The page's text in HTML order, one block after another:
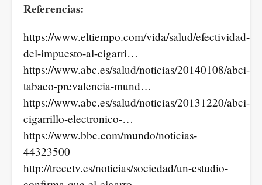
Referencias:
https://www.eltiempo.com/vida/salud/efectividad-
del-impuesto-al-cigarri…
https://www.abc.es/salud/noticias/20140108/abci-
tabaco-prevalencia-mund…
https://www.abc.es/salud/noticias/20131220/abci-
cigarrillo-electronico-…
https://www.bbc.com/mundo/noticias-
44323500
http://trecetv.es/noticias/sociedad/un-estudio-